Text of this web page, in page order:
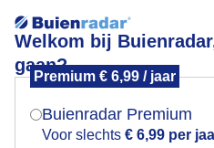
Welkom bij
gaan?
Premium € 6,99 / jaar
Buienradar Premium
Voor slechts € 6,99 per
Donker dreigende regenlucht
Mogen we je locatie